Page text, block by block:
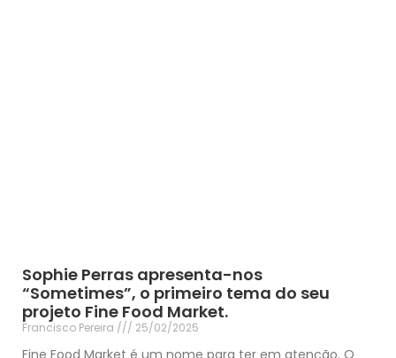
Sophie Perras apresenta-nos
“Sometimes”, o primeiro tema do seu
projeto Fine Food Market.
Francisco Pereira 25/02/2025
Fine Food Market é um nome para ter em atenção. O